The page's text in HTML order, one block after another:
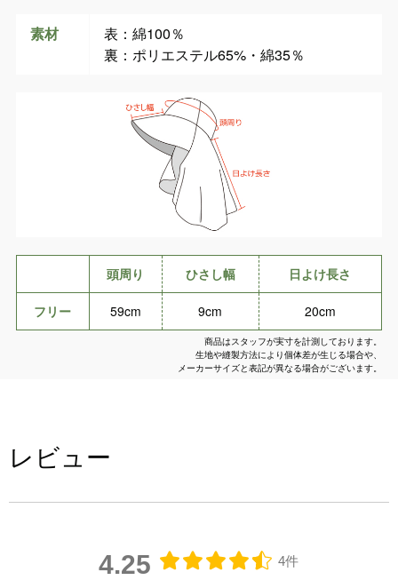
素材
表：綿100％
裏：ポリエステル65%・綿35％
頭周り ひさし幅 日よけ長さ
フリー 59cm 9cm 20cm
商品はスタッフが実寸を計測しております。
生地や縫製方法により個体差が生じる場合や、
メーカーサイズと表記が異なる場合がございます。
レビュー
4.25 4件